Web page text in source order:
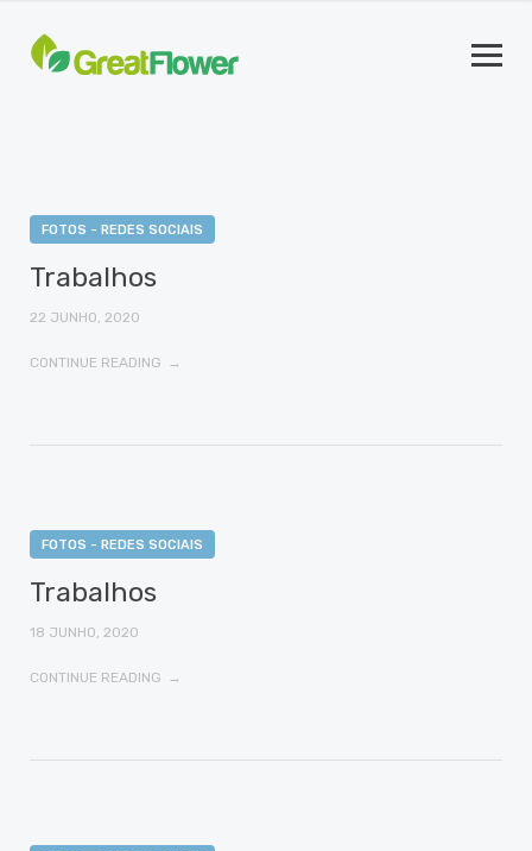
FOTOS - REDES SOCIAIS
Trabalhos
22 JUNHO, 2020
CONTINUE READING
FOTOS - REDES SOCIAIS
Trabalhos
18 JUNHO, 2020
CONTINUE READING